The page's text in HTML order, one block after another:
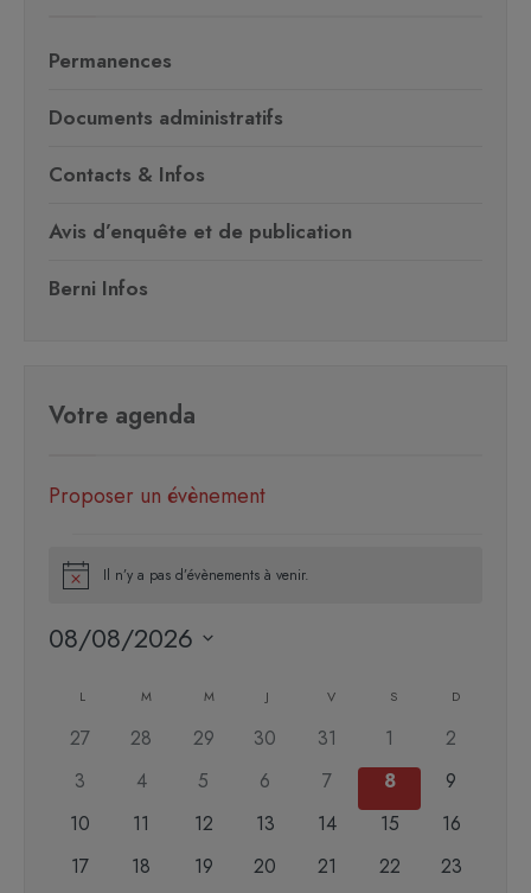
Permanences
Documents administratifs
Contacts & Infos
Avis d’enquête et de publication
Berni Infos
Votre agenda
Proposer un évènement
Notice Il n’y a pas d’évènements à venir.
08/08/2026
date.
Calendrier
Évènements
L M M J V S D
0
27
0
28
0
29
0
30
0
évènements
31
0
évènements
1
0
2
0
3
0
4
0
5
0
6
0
évènements
7
0
évènements
8
0
9
0
10
0
11
0
12
0
13
0
14
0
15
0
16
0
17
0
18
0
19
0
20
0
21
0
22
0
23